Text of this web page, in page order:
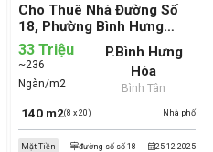
Cho Thuê Nhà Đường Số
18, Phường Bình Hưng
Hòa, Quận Bình Tân (cũ)
Nhà phố
140 m2(8 x 20)
33 Triệu
~236
Ngàn/m2
P.Bình Hưng
Hòa
Bình Tân
25-12-2025
Mặt Tiền đường số số 18